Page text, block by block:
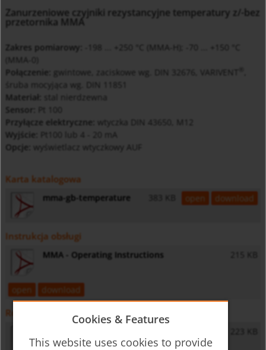
Zanurzeniowe czyjniki rezystancyjne temperatury z/-bez
przetornika MMA
Zakres pomiarowy:
-198 ... +250 °C (MMA-H); -70 ... +150 °C
(MMA-0)
Połączenie: gwintowe, zaciskowe wg. DIN 32676, VARIVENT
śruba mocyjąca wg. DIN 11851
Materiał:
stal nierdzewna
Sensor:
Przyłącze elektryczne: wtyczka DIN 43650, M12
Wyjście:
Pt100 lub 4 - 20 mA
Opcje: wyświetlacz wtyczkowy AUF
Karta katalogowa
mma-gb-temperature 383 KB open download
Instrukcja obsługi
MMA - Operating Instructions 215 KB
open download
Różnorodne
223 KB
Cookies & Features
This website uses cookies to provide